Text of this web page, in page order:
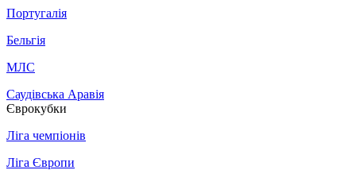
Португалія
Бельгія
МЛС
Саудівська Аравія
Єврокубки
Ліга чемпіонів
Ліга Європи